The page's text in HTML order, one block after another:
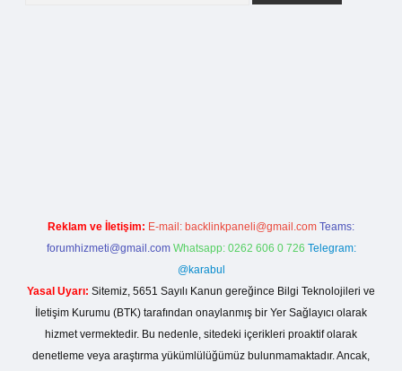
Reklam ve İletişim: E-mail: backlinkpaneli@gmail.com Teams:
forumhizmeti@gmail.com Whatsapp: 0262 606 0 726 Telegram:
@karabul
Yasal Uyarı: Sitemiz, 5651 Sayılı Kanun gereğince Bilgi Teknolojileri ve
İletişim Kurumu (BTK) tarafından onaylanmış bir Yer Sağlayıcı olarak
hizmet vermektedir. Bu nedenle, sitedeki içerikleri proaktif olarak
denetleme veya araştırma yükümlülüğümüz bulunmamaktadır. Ancak,